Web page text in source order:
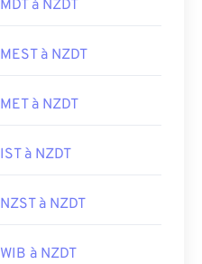
MDT à NZDT
MEST à NZDT
MET à NZDT
IST à NZDT
NZST à NZDT
WIB à NZDT